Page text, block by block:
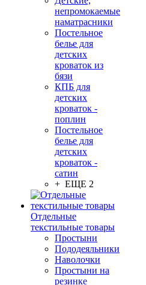
непромокаемые
наматрасники
Постельное
белье для
детских
кроваток из
бязи
КПБ для
детских
кроваток -
поплин
Постельное
белье для
детских
кроваток -
сатин
+ ЕЩЕ 2
Отдельные
текстильные товары
Простыни
Пододеяльники
Наволочки
Простыни на
резинке